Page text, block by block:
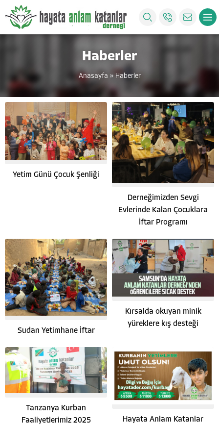
Haberler
Anasayfa » Haberler
Yetim Günü Çocuk Şenliği
Derneğimizden Sevgi
Evlerinde Kalan Çocuklara
İftar Programı
Sudan Yetimhane İftar
Kırsalda okuyan minik
yüreklere kış desteği
Tanzanya Kurban
Faaliyetlerimiz 2025
Hayata Anlam Katanlar